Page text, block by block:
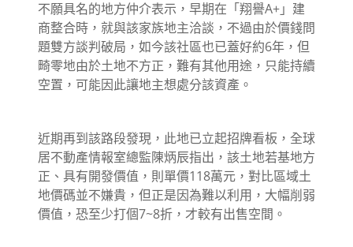
不願具名的地方仲介表示，早期在「翔譽A+」建
商整合時，就與該家族地主洽談，不過由於價錢問
題雙方談判破局，如今該社區也已蓋好約6年，但
畸零地由於土地不方正，難有其他用途，只能持續
空置，可能因此讓地主想處分該資產。
近期再到該路段發現，此地已立起招牌看板，全球
居不動產情報室總監陳炳辰指出，該土地若基地方
正、具有開發價值，則單價118萬元，對比區域土
地價碼並不嫌貴，但正是因為難以利用，大幅削弱
價值，恐至少打個7~8折，才較有出售空間。